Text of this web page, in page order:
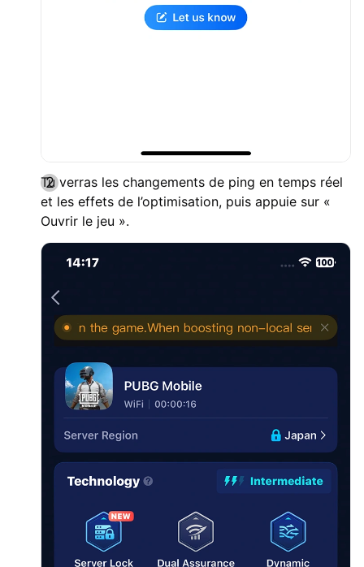
Tu verras les changements de ping en temps réel
et les effets de l’optimisation, puis appuie sur «
Ouvrir le jeu ».